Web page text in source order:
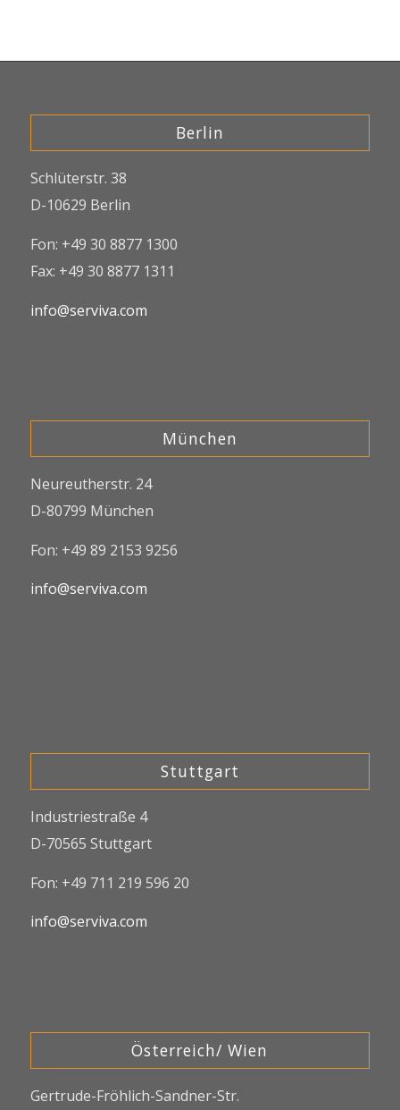
Berlin
Schlüterstr. 38
D-10629 Berlin
Fon: +49 30 8877 1300
Fax: +49 30 8877 1311
info@serviva.com
München
Neureutherstr. 24
D-80799 München
Fon: +49 89 2153 9256
info@serviva.com
Stuttgart
Industriestraße 4
D-70565 Stuttgart
Fon: +49 711 219 596 20
info@serviva.com
Österreich/ Wien
Gertrude-Fröhlich-Sandner-Str.